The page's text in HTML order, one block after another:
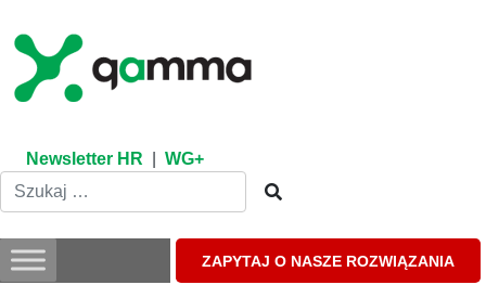
content
Newsletter HR WG+
ZAPYTAJ O NASZE ROZWIĄZANIA